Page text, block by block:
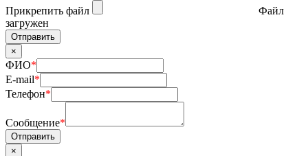
Прикрепить файл
Файл
загружен
×
ФИО*
E-mail*
Телефон*
Сообщение*
×